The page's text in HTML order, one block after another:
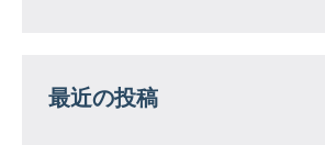
最近の投稿